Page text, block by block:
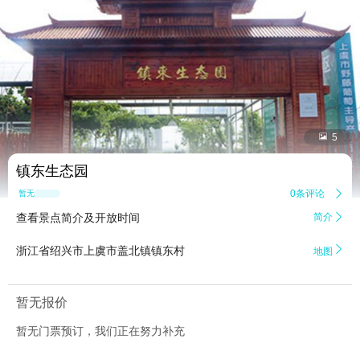
 5
镇东生态园
暂无点评 0条评论 
查看景点简介及开放时间 简介 
浙江省绍兴市上虞市盖北镇镇东村 地图 
暂无报价
暂无门票预订，我们正在努力补充